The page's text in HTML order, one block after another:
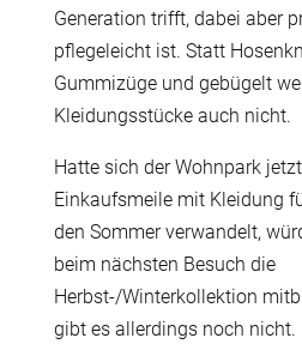
Generation trifft, dabei aber
pflegeleicht ist. Statt
Gummizüge und gebügelt
Kleidungsstücke auch nicht.
Hatte sich der Wohnpark
Einkaufsmeile mit Kleidung
den Sommer verwandelt,
beim nächsten Besuch die
Herbst-/Winterkollektion
gibt es allerdings noch nicht.